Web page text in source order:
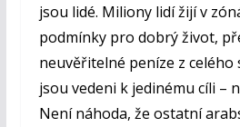
jsou lidé. Miliony lidí žijí v
podmínky pro dobrý život,
neuvěřitelné peníze z celého
jsou vedeni k jedinému cíli –
Není náhoda, že ostatní